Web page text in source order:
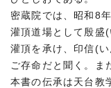
密蔵院では、昭和8
灌頂道場として殷盛
灌頂を承け、印信(
ご存命だと聞く。ま
本書の伝承は天台教